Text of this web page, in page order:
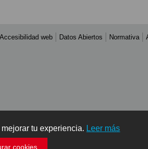
tu experiencia. Leer más
cookies
Accesibilidad web Datos Abiertos Normativa